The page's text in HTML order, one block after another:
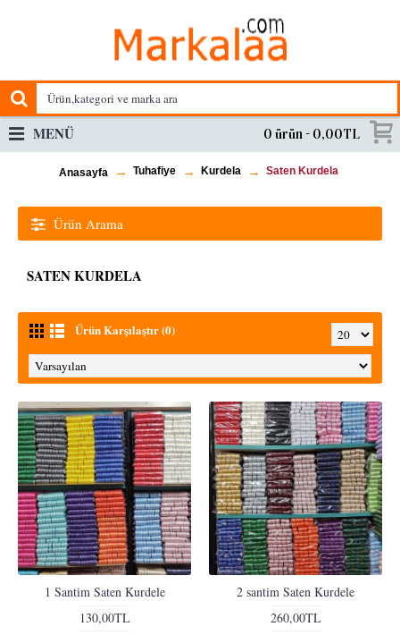
0 ürün - 0,00TL
MENÜ
Anasayfa Tuhafiye Kurdela Saten Kurdela
Ürün Arama
SATEN KURDELA
Ürün Karşılaştır (0)
1 Santim Saten Kurdele
130,00TL
2 santim Saten Kurdele
260,00TL